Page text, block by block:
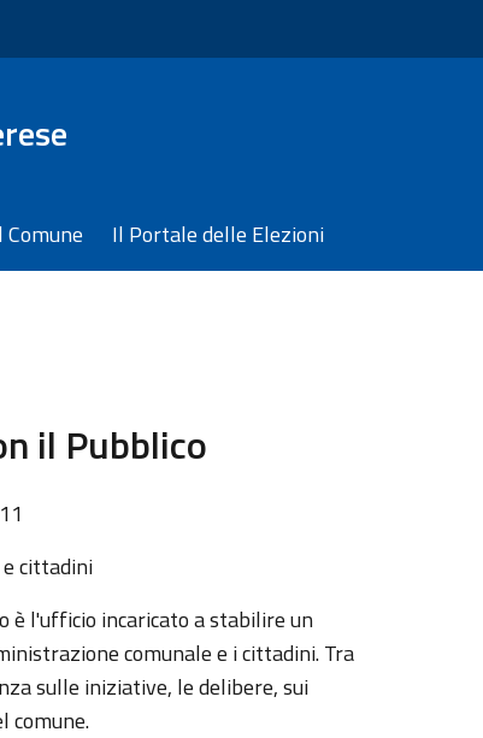
Il Portale delle Elezioni
il Pubblico
cittadini
è l'ufficio incaricato a stabilire un
comunale e i cittadini. Tra
sulle iniziative, le delibere, sui
comune.